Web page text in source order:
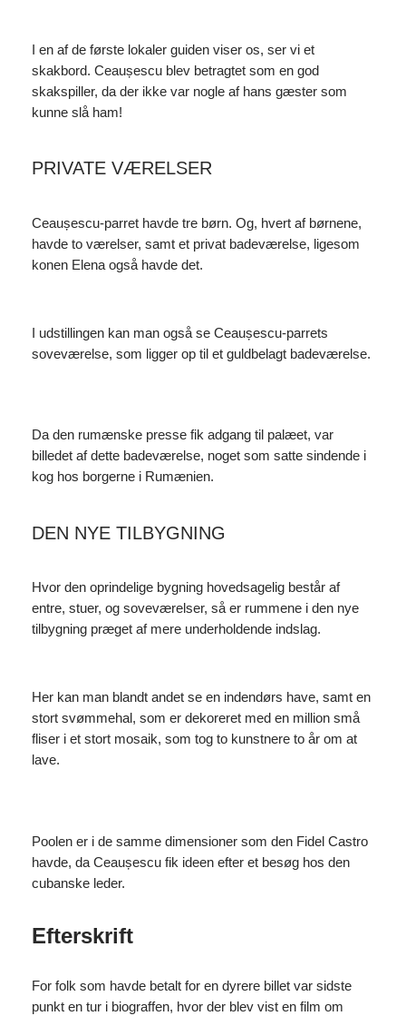
I en af de første lokaler guiden viser os, ser vi et
skakbord. Ceaușescu blev betragtet som en god
skakspiller, da der ikke var nogle af hans gæster som
kunne slå ham!
PRIVATE VÆRELSER
Ceaușescu-parret havde tre børn. Og, hvert af børnene,
havde to værelser, samt et privat badeværelse, ligesom
konen Elena også havde det.
I udstillingen kan man også se Ceaușescu-parrets
soveværelse, som ligger op til et guldbelagt badeværelse.
Da den rumænske presse fik adgang til palæet, var
billedet af dette badeværelse, noget som satte sindende i
kog hos borgerne i Rumænien.
DEN NYE TILBYGNING
Hvor den oprindelige bygning hovedsagelig består af
entre, stuer, og soveværelser, så er rummene i den nye
tilbygning præget af mere underholdende indslag.
Her kan man blandt andet se en indendørs have, samt en
stort svømmehal, som er dekoreret med en million små
fliser i et stort mosaik, som tog to kunstnere to år om at
lave.
Poolen er i de samme dimensioner som den Fidel Castro
havde, da Ceaușescu fik ideen efter et besøg hos den
cubanske leder.
Efterskrift
For folk som havde betalt for en dyrere billet var sidste
punkt en tur i biograffen, hvor der blev vist en film om